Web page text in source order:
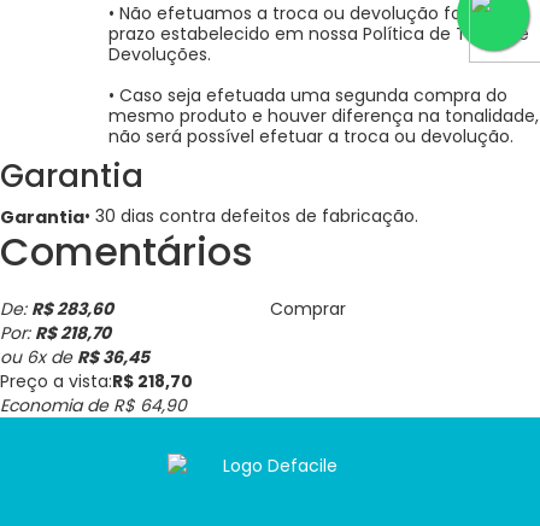
• Não efetuamos a troca ou devolução fora do
prazo estabelecido em nossa Política de Trocas e
Devoluções.
• Caso seja efetuada uma segunda compra do
mesmo produto e houver diferença na tonalidade,
não será possível efetuar a troca ou devolução.
Garantia
Garantia• 30 dias contra defeitos de fabricação.
Comentários
De: R$ 283,60
Por: R$ 218,70
ou 6xde R$ 36,45
Preço a vista:R$ 218,70
Economia de R$ 64,90
Comprar